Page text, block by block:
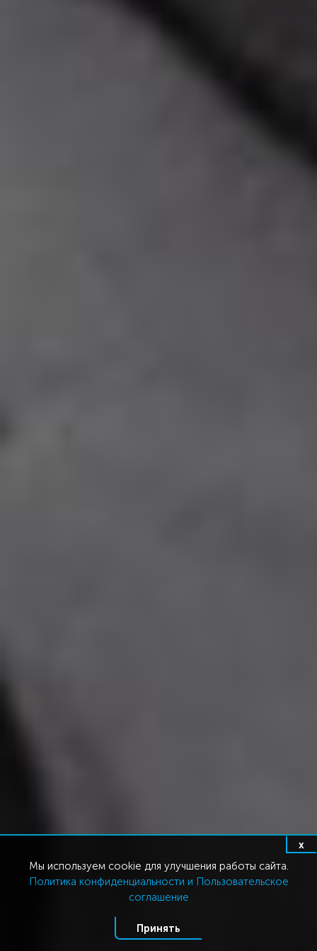
Мы используем cookie для улучшения работы сайта.
Политика конфиденциальности и Пользовательское
соглашение
Принять
x